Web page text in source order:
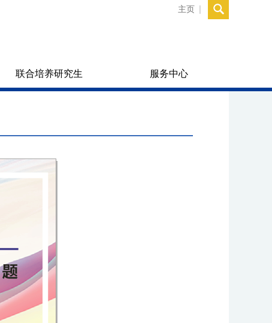
主页
联合培养研究生 服务中心